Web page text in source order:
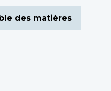
des matières